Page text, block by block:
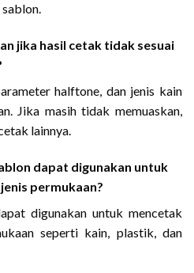
jika hasil cetak tidak sesuai
halftone, dan jenis kain
Jika masih tidak memuaskan,
lainnya.
dapat digunakan untuk
permukaan?
digunakan untuk mencetak
seperti kain, plastik, dan